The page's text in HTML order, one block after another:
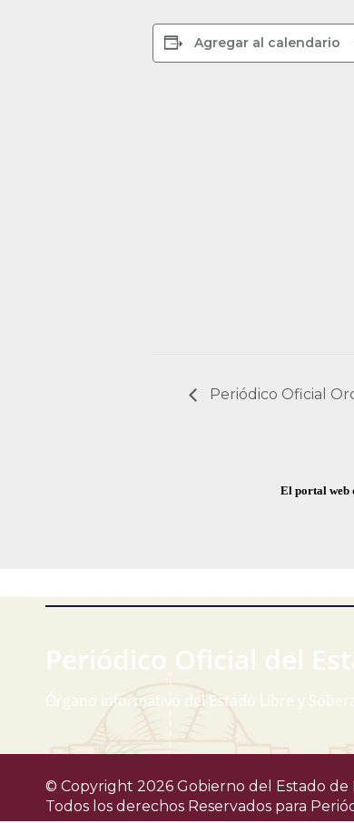
Agregar al calendario
Periódico Oficial
El portal web
Periódico Oficial del
Órgano informativo del Estado Libre y
© Copyright 2026 Gobierno del Estado de
Todos los derechos Reservados para